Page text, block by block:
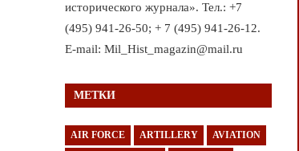
исторического журнала». Тел.: +7
(495) 941-26-50; + 7 (495) 941-26-12.
E-mail: Mil_Hist_magazin@mail.ru
МЕТКИ
AIR FORCE ARTILLERY AVIATION